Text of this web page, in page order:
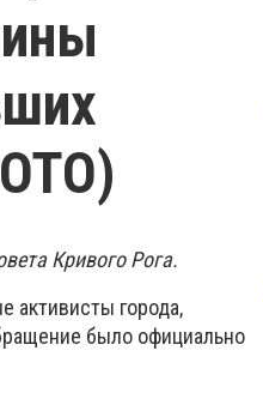
Кривого Рога.
активисты города,
было официально